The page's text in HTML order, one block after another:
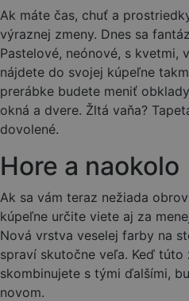
Ak máte čas, chuť a
výraznej zmeny. Dnes sa
Pastelové, neónové, s kvetmi,
nájdete do svojej kúpeľne
prerábke budete meniť
okná a dvere. Žltá vaňa?
dovolené.
Hore a naokolo
Ak sa vám teraz nežiada
kúpeľne určite viete aj za
Nová vrstva veselej farby na
spraví skutočne veľa. Keď túto
skombinujete s tými ďalšími,
novom.